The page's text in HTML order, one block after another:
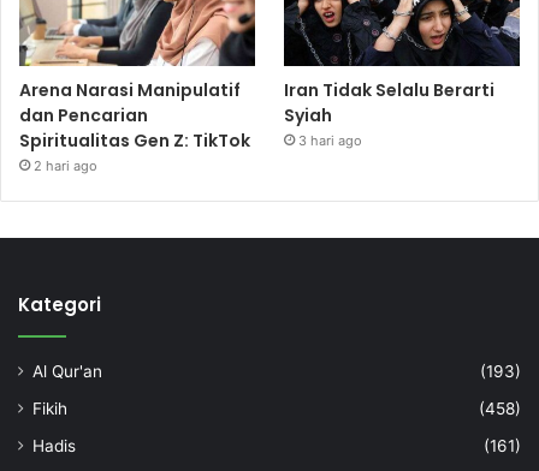
Arena Narasi Manipulatif
dan Pencarian
Spiritualitas Gen Z: TikTok
2 hari ago
Iran Tidak Selalu Berarti
Syiah
3 hari ago
Kategori
Al Qur'an
(193)
Fikih
(458)
Hadis
(161)